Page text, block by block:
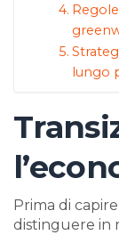
lungo
Prima di
distinguere in